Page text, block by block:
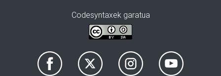
Codesyntaxek garatua